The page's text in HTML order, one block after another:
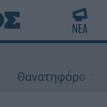
Θανατηφόρο